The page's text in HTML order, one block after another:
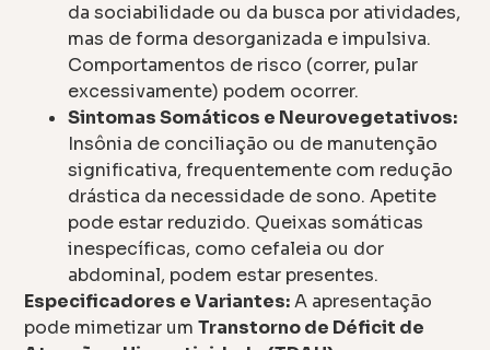
da sociabilidade ou da busca por atividades,
mas de forma desorganizada e impulsiva.
Comportamentos de risco (correr, pular
excessivamente) podem ocorrer.
Sintomas Somáticos e Neurovegetativos:
Insônia de conciliação ou de manutenção
significativa, frequentemente com redução
drástica da necessidade de sono. Apetite
pode estar reduzido. Queixas somáticas
inespecíficas, como cefaleia ou dor
abdominal, podem estar presentes.
Especificadores e Variantes:A apresentação
pode mimetizar umTranstorno de Déficit de